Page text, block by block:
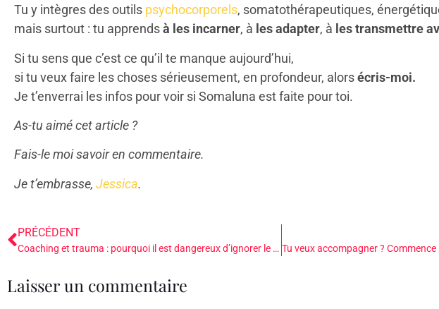
Tu y intègres des outils psychocorporels, somatothérapeutiques,
mais surtout : tu apprendsà les incarner, à les adapter, à les transmettre
Si tu sens que c’est ce qu’il te manque aujourd’hui,
si tu veux faire les choses sérieusement, en profondeur, alorsécris-moi.
Je t’enverrai les infos pour voir si Somaluna est faite pour toi.
As-tu aimé cet article ?
Fais-le moi savoir en commentaire.
Je t’embrasse, Jessica.
PRÉCÉDENT
Coaching et trauma : pourquoi il est dangereux d’ignorer le système nerveux dans un accompagnement
Laisser un commentaire